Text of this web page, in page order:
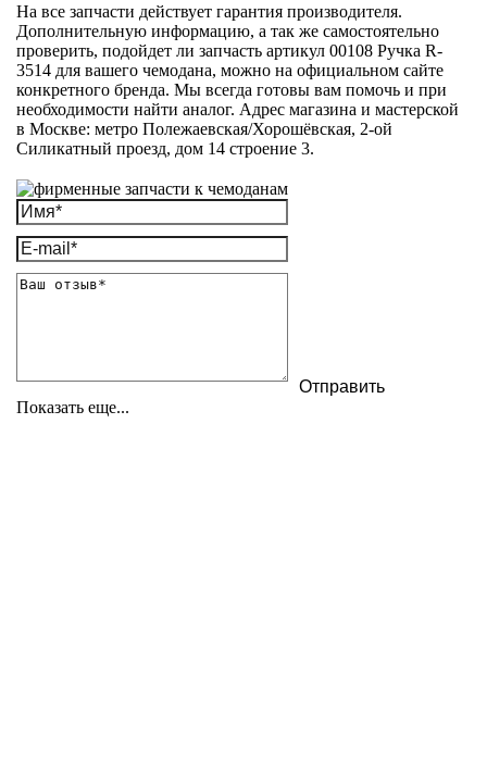
На все запчасти действует гарантия производителя.
Дополнительную информацию, а так же самостоятельно
проверить, подойдет ли запчасть артикул 00108 Ручка R-
3514 для вашего чемодана, можно на официальном сайте
конкретного бренда. Мы всегда готовы вам помочь и при
необходимости найти аналог. Адрес магазина и мастерской
в Москве: метро Полежаевская/Хорошёвская, 2-ой
Силикатный проезд, дом 14 строение 3.
Показать еще...